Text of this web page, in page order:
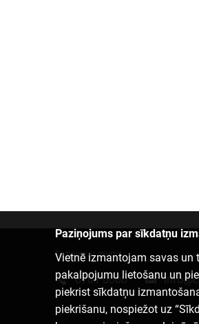
Paziņojums par sīkdatņu
Vietnē izmantojam savas un
pakalpojumu lietošanu un
piekrist sīkdatņu
piekrišanu, nospiežot uz
Sazinies ar mums
6701 0000